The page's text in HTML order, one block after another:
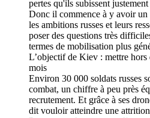
pertes qu'ils subissent
Donc il commence à y avoir un
les ambitions russes et leurs
poser des questions très
termes de mobilisation plus
L’objectif de Kiev : mettre
mois
Environ 30 000 soldats russes
combat, un chiffre à peu près
recrutement. Et grâce à ses
dit vouloir atteindre une